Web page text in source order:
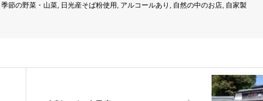
季節の野菜・山菜, 日光産そば粉使用 , アルコールあり , 自然の中のお店, 自家製